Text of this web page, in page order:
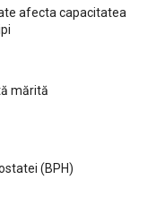
afecta capacitatea
mărită
(BPH)